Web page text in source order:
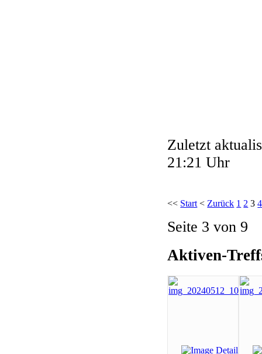
Zuletzt
21:21 Uhr
<< Start < Zurück 1 2 3 4
Seite 3 von 9
Aktiven-